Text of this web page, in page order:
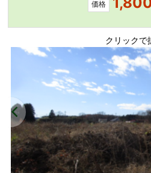
価格
クリックで